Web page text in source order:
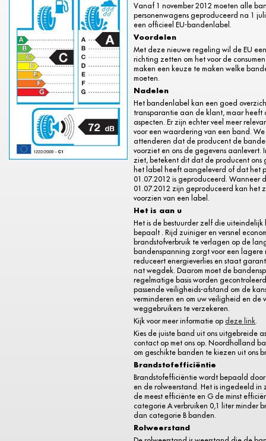
Vanaf 1 november 2012 moeten alle
personenwagens geproduceerd na 1
een officieel EU-bandenlabel.
Voordelen
Met deze nieuwe regeling wil de EU
richting zetten om het voor de
maken een keuze te maken welke
moeten.
Nadelen
Het bandenlabel kan een goed
transparantie aan de klant, maar heeft
aspecten. Er zijn echter veel meer
voor een waardering van een band.
attenderen dat de producent de
voorziet en ons de gegevens aanlevert.
ziet, betekent dit dat de producent ons
het label heeft aangeleverd of dat het
01.07.2012 is geproduceerd. Wanneer
01.07.2012 zijn geproduceerd kan het
voorzien van een label.
Het is aan u
Het is de bestuurder zelf die uiteindelijk
bepaalt . Rijd zuiniger en versnel
brandstofverbruik te verlagen op de
bandenspanning zorgt voor een lagere
reduceert energieverlies en staat
nat wegdek. Daarom moet de
regelmatige basis worden
passende veiligheids-afstand om de
verminderen en om uw veiligheid en de
weggebruikers te verzekeren.
Kijk voor meer informatie op deze link
Kies de juiste band uit ons uitgebreide
contact op met ons op. Noordholland
om geschikte banden te kiezen uit ons
Brandstofefficiëntie
Brandstofefficiëntie wordt bepaald
en de rolweerstand. Het is ingedeeld in
de meest efficiënte en G de minst
categorie A verbruiken 0,1 liter minder
dan categorie B banden.
Rolweerstand